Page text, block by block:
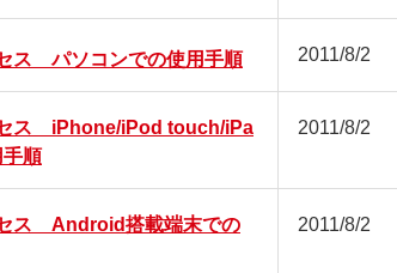
ス パソコンでの使用手順 2011/8/2
ス iPhone/iPod touch/iPa
順
2011/8/2
ス Android搭載端末での
2011/8/2